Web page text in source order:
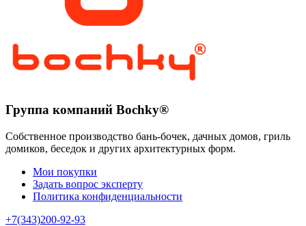
Группа компаний Bochky®
Собственное производство бань-бочек, дачных домов, гриль
домиков, беседок и других архитектурных форм.
Мои покупки
Задать вопрос эксперту
Политика конфиденциальности
+7(343)200-92-93